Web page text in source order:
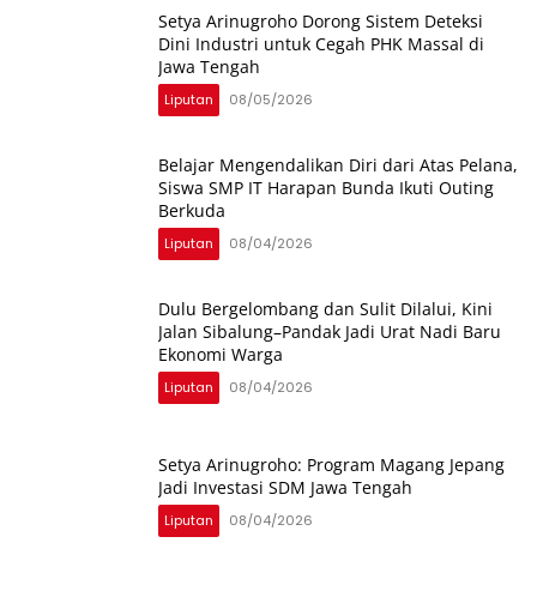
Setya Arinugroho Dorong Sistem Deteksi
Dini Industri untuk Cegah PHK Massal di
Jawa Tengah
Liputan 08/05/2026
Belajar Mengendalikan Diri dari Atas Pelana,
Siswa SMP IT Harapan Bunda Ikuti Outing
Berkuda
Liputan 08/04/2026
Dulu Bergelombang dan Sulit Dilalui, Kini
Jalan Sibalung–Pandak Jadi Urat Nadi Baru
Ekonomi Warga
Liputan 08/04/2026
Setya Arinugroho: Program Magang Jepang
Jadi Investasi SDM Jawa Tengah
Liputan 08/04/2026